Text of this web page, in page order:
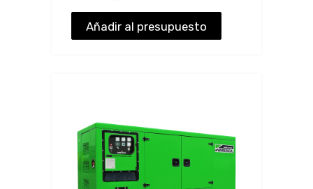
Añadir al presupuesto